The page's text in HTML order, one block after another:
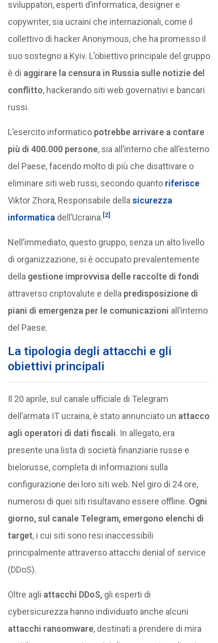
sviluppatori, esperti d’informatica, designer e
copywriter, sia ucraini che internazionali, come il
collettivo di hacker Anonymous, che ha promesso il
suo sostegno a Kyiv. L’obiettivo principale del gruppo
è di aggirare la censura in Russia sulle notizie del
conflitto, hackerando siti web governativi e bancari
russi.
L’esercito informatico potrebbe arrivare a contare
più di 400.000 persone, sia all’interno che all’esterno
del Paese, facendo molto di più che disattivare o
eliminare siti web russi, secondo quanto riferisce
Viktor Zhora, Responsabile della sicurezza
informatica dell’Ucraina.[2]
Nell’immediato, questo gruppo, senza un alto livello
di organizzazione, si è occupato prevalentemente
della gestione improvvisa delle raccolte di fondi
attraverso criptovalute e della predisposizione di
piani di emergenza per le comunicazioni all’interno
del Paese.
La tipologia degli attacchi e gli
obiettivi principali
Il 20 aprile, sul canale ufficiale di Telegram
dell’armata IT ucraina, è stato annunciato un attacco
agli operatori di dati fiscali. In allegato, era
presente una lista di società finanziarie russe e
bielorusse, completa di informazioni sulla
configurazione dei loro siti web. Nel giro di 24 ore,
numerosi di quei siti risultavano essere offline. Ogni
giorno, sul canale Telegram, emergono elenchi di
target, i cui siti sono resi inaccessibili
principalmente attraverso attacchi denial of service
(DDoS).
Oltre agli attacchi DDoS,gli esperti di
cybersicurezza hanno individuato anche alcuni
attacchi ransomware, destinati a prendere di mira